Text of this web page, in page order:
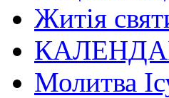
Житія
Молитва